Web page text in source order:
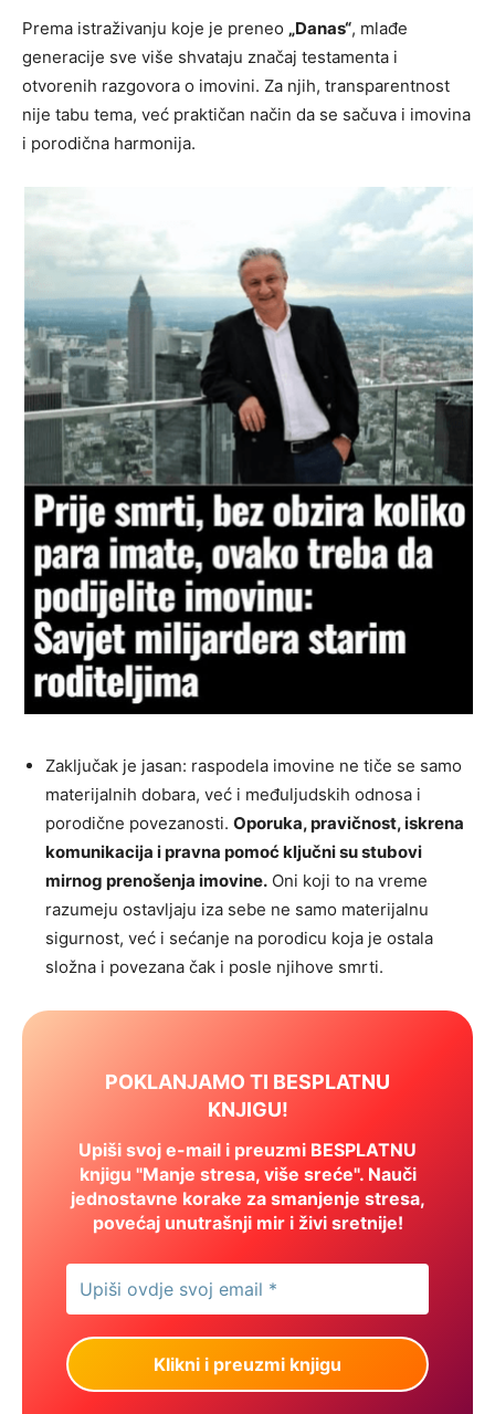
Prema istraživanju koje je preneo „Danas“, mlađe
generacije sve više shvataju značaj testamenta i
otvorenih razgovora o imovini. Za njih, transparentnost
nije tabu tema, već praktičan način da se sačuva i imovina
i porodična harmonija.
Zaključak je jasan: raspodela imovine ne tiče se samo
materijalnih dobara, već i međuljudskih odnosa i
porodične povezanosti. Oporuka, pravičnost, iskrena
komunikacija i pravna pomoć ključni su stubovi
mirnog prenošenja imovine. Oni koji to na vreme
razumeju ostavljaju iza sebe ne samo materijalnu
sigurnost, već i sećanje na porodicu koja je ostala
složna i povezana čak i posle njihove smrti.
POKLANJAMO TI BESPLATNU
KNJIGU!
Upiši svoj e-mail i preuzmi BESPLATNU
knjigu "Manje stresa, više sreće". Nauči
jednostavne korake za smanjenje stresa,
povećaj unutrašnji mir i živi sretnije!